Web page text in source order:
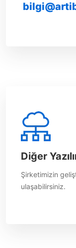
Diğer
Şirketimizin
ulaşabilirsiniz.